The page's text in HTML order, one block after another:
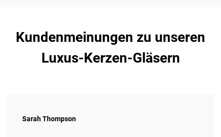
Kundenmeinungen zu unseren
Luxus-Kerzen-Gläsern
Sarah Thompson